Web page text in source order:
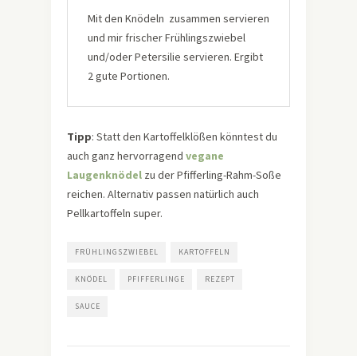
Mit den Knödeln zusammen servieren
und mir frischer Frühlingszwiebel
und/oder Petersilie servieren. Ergibt
2 gute Portionen.
Tipp: Statt den Kartoffelklößen könntest du
auch ganz hervorragend vegane
Laugenknödel zu der Pfifferling-Rahm-Soße
reichen. Alternativ passen natürlich auch
Pellkartoffeln super.
FRÜHLINGSZWIEBEL KARTOFFELN
KNÖDEL PFIFFERLINGE REZEPT
SAUCE